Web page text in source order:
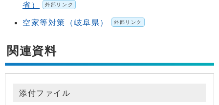
省）
外部リンク
空家等対策（岐阜県） 外部リンク
関連資料
添付ファイル